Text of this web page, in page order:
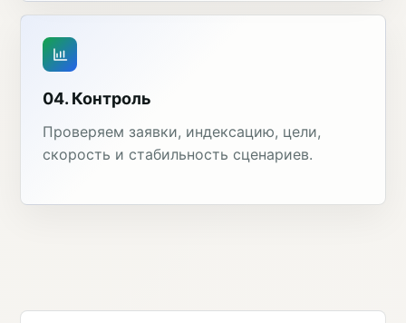
04. Контроль
Проверяем заявки, индексацию, цели,
скорость и стабильность сценариев.